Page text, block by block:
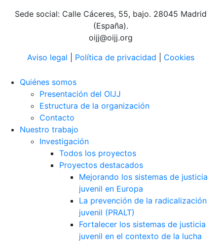
Sede social: Calle Cáceres, 55, bajo. 28045 Madrid
(España).
oijj@oijj.org
Aviso legal
Política de privacidad Cookies
Quiénes somos
Presentación del OIJJ
Estructura de la organización
Contacto
Nuestro trabajo
Investigación
Todos los proyectos
Proyectos destacados
Mejorando los sistemas de justicia
juvenil en Europa
La prevención de la radicalización
juvenil (PRALT)
Fortalecer los sistemas de justicia
juvenil en el contexto de la lucha